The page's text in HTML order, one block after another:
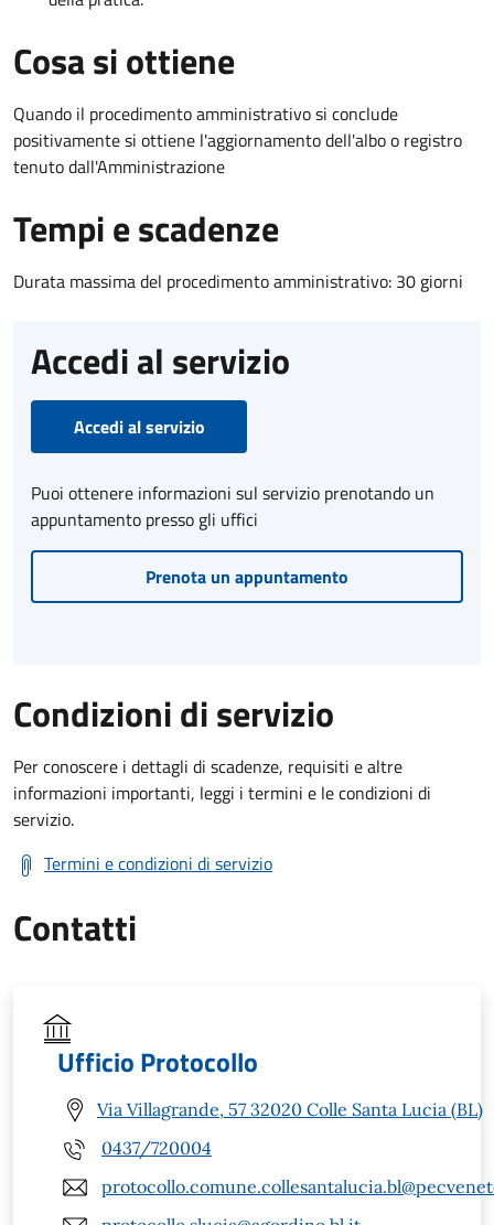
Cosa si ottiene
Quando il procedimento amministrativo si conclude
positivamente si ottiene l'aggiornamento dell'albo o registro
tenuto dall'Amministrazione
Tempi e scadenze
Durata massima del procedimento amministrativo: 30 giorni
Accedi al servizio
Accedi al servizio
Puoi ottenere informazioni sul servizio prenotando un
appuntamento presso gli uffici
Prenota un appuntamento
Condizioni di servizio
Per conoscere i dettagli di scadenze, requisiti e altre
informazioni importanti, leggi i termini e le condizioni di
servizio.
Termini e condizioni di servizio
Contatti
Ufficio Protocollo
Via Villagrande, 57 32020 Colle Santa Lucia (BL)
0437/720004